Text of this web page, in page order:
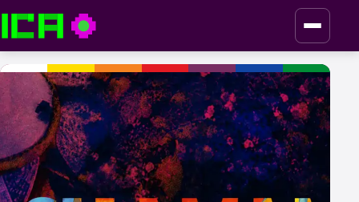
ICA — Instituto de Culturas Aborígenes